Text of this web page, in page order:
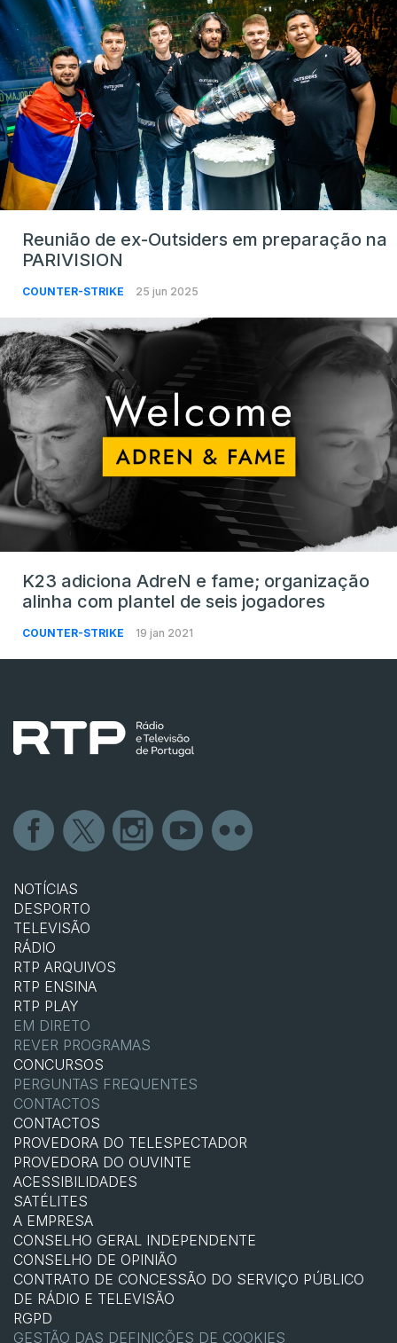
Reunião de ex-Outsiders em preparação na
PARIVISION
COUNTER-STRIKE 25 jun 2025
K23 adiciona AdreN e fame; organização
alinha com plantel de seis jogadores
COUNTER-STRIKE 19 jan 2021
NOTÍCIAS
DESPORTO
TELEVISÃO
RÁDIO
RTP ARQUIVOS
RTP ENSINA
RTP PLAY
EM DIRETO
REVER PROGRAMAS
CONCURSOS
PERGUNTAS FREQUENTES
CONTACTOS
CONTACTOS
PROVEDORA DO TELESPECTADOR
PROVEDORA DO OUVINTE
ACESSIBILIDADES
SATÉLITES
A EMPRESA
CONSELHO GERAL INDEPENDENTE
CONSELHO DE OPINIÃO
CONTRATO DE CONCESSÃO DO SERVIÇO PÚBLICO
DE RÁDIO E TELEVISÃO
RGPD
GESTÃO DAS DEFINIÇÕES DE COOKIES